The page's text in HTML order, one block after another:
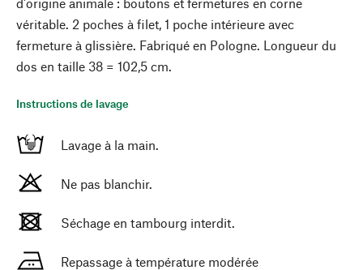
véritable. 2 poches à filet, 1 poche intérieure avec
fermeture à glissière. Fabriqué en Pologne. Longueur du
dos en taille 38 = 102,5 cm.
Instructions de lavage
Lavage à la main.
Ne pas blanchir.
Séchage en tambourg interdit.
Repassage à température modérée